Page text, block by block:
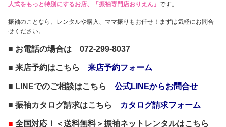
人式をもっと特別にするお店、「振袖専門店おりえん」 です。
振袖のことなら、レンタルや購入、ママ振りもお任せ！まずは気軽にお問合
せください。
■ お電話の場合は 072-299-8037
■ 来店予約はこちら 来店予約フォーム
■ LINEでのご相談はこちら 公式LINEからお問合せ
■ 振袖カタログ請求はこちら カタログ請求フォーム
■ 全国対応！＜送料無料＞振袖ネットレンタルはこちら